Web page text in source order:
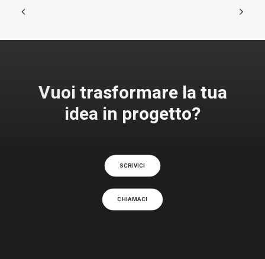
Vuoi trasformare la tua
idea in progetto?
SCRIVICI
CHIAMACI